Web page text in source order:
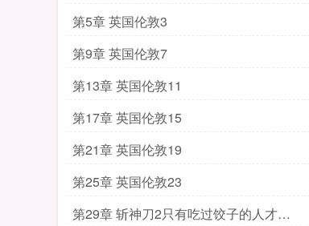
第5章 英国伦敦3
第9章 英国伦敦7
第13章 英国伦敦11
第17章 英国伦敦15
第21章 英国伦敦19
第25章 英国伦敦23
第29章 斩神刀2只有吃过饺子的人才知